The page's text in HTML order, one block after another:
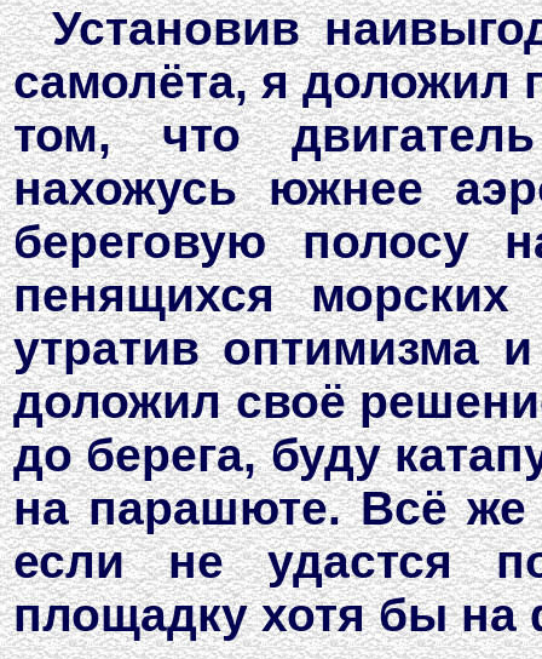
Установив
самолёта, я доложил
том, что
нахожусь южнее
береговую полосу
пенящихся
утратив оптимизма
доложил своё
до берега, буду
на парашюте. Всё же
если не удастся
площадку хотя бы